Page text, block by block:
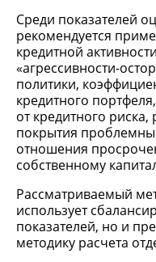
Среди показателей
рекомендуется
кредитной
«агрессивности-
политики,
кредитного
от кредитного
покрытия
отношения
собственному
Рассматриваемый
использует
показателей, но и
методику расчета